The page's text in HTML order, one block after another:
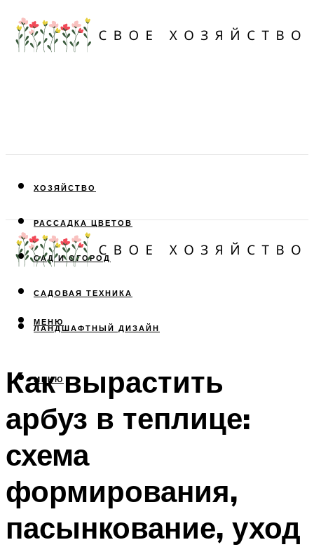
ХОЗЯЙСТВО
РАССАДКА ЦВЕТОВ
САД И ОГОРОД
САДОВАЯ ТЕХНИКА
ЛАНДШАФТНЫЙ ДИЗАЙН
МЕНЮ
МЕНЮ
Как вырастить
арбуз в теплице:
схема
формирования,
пасынкование, уход